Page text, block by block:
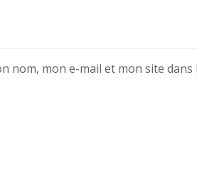
nom, mon e-mail et mon site